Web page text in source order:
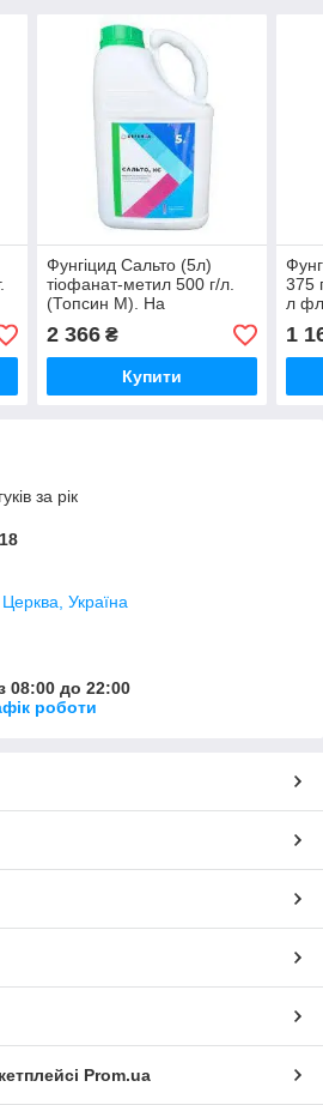
Фунгіцид Сальто (5л)
тіофанат-метил 500 г/л.
(Топсин М). На
Соняшниках, зернові, сою,
капусту, виноград, яблуні)
2 366₴
Купити
375
л
та
1
за рік
Україна
08:00 до 22:00
роботи
Prom.ua